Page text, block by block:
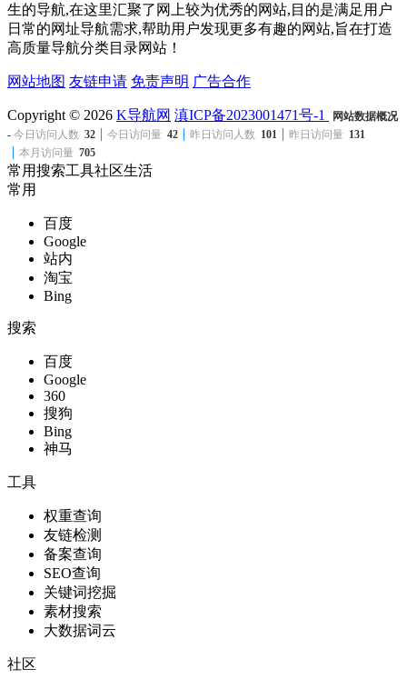
生的导航,在这里汇聚了网上较为优秀的网站,目的是满足用户
日常的网址导航需求,帮助用户发现更多有趣的网站,旨在打造
高质量导航分类目录网站！
网站地图 友链申请 免责声明 广告合作
Copyright © 2026 K导航网 滇ICP备2023001471号-1
网站数据概况
- 今日访问人数 32 今日访问量 42 昨日访问人数 101 昨日访问量 131
本月访问量 705
常用搜索工具社区生活
常用
百度
Google
站内
淘宝
Bing
搜索
百度
Google
360
搜狗
Bing
神马
工具
权重查询
友链检测
备案查询
SEO查询
关键词挖掘
素材搜索
大数据词云
社区